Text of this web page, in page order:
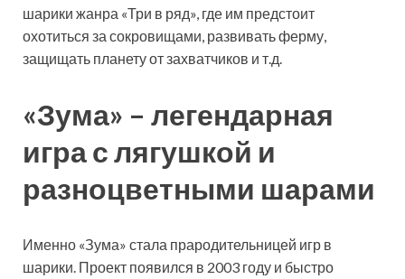
шарики жанра «Три в ряд», где им предстоит
охотиться за сокровищами, развивать ферму,
защищать планету от захватчиков и т.д.
«Зума» – легендарная
игра с лягушкой и
разноцветными шарами
Именно «Зума» стала прародительницей игр в
шарики. Проект появился в 2003 году и быстро